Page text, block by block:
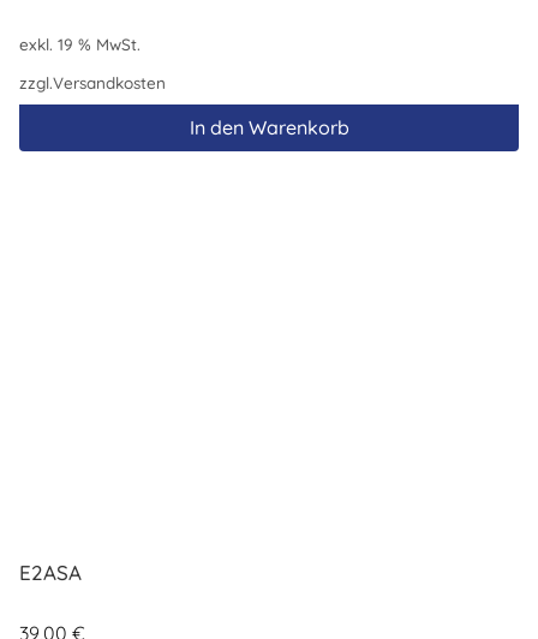
exkl. 19 % MwSt.
zzgl.Versandkosten
In den Warenkorb
E2ASA
39,00 €